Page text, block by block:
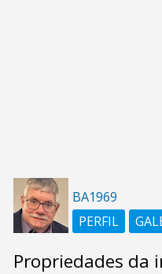
BA1969
PERFIL
Propriedades da